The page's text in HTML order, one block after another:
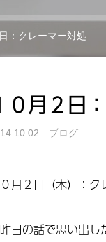
：クレーマー対処
０月２日
ブログ
０月２日（木）：
日の話で思い出し